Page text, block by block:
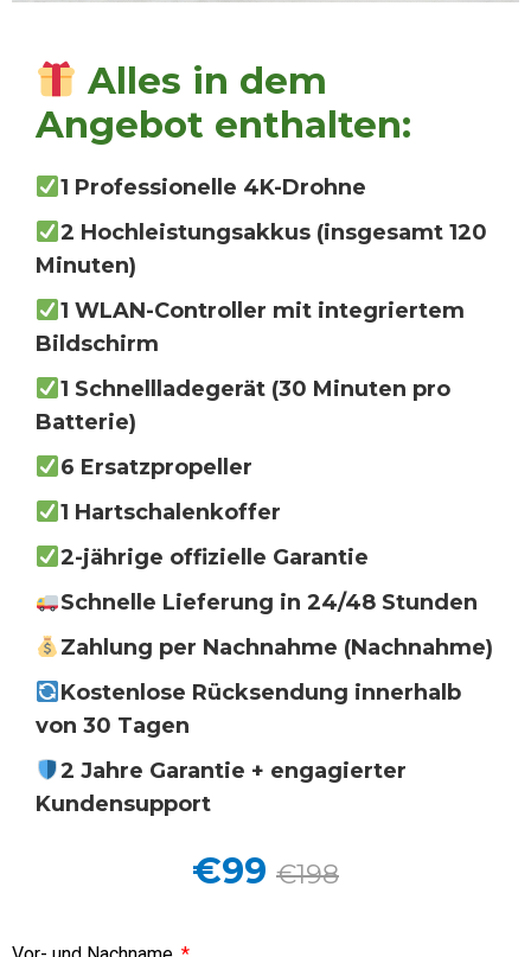
Alles in dem
Angebot enthalten:
1 Professionelle 4K-Drohne
2 Hochleistungsakkus (insgesamt 120
Minuten)
1 WLAN-Controller mit integriertem
Bildschirm
1 Schnellladegerät (30 Minuten pro
Batterie)
6 Ersatzpropeller
1 Hartschalenkoffer
2-jährige offizielle Garantie
Schnelle Lieferung in 24/48 Stunden
Zahlung per Nachnahme (Nachnahme)
Kostenlose Rücksendung innerhalb
von 30 Tagen
2 Jahre Garantie + engagierter
Kundensupport
€99 €198